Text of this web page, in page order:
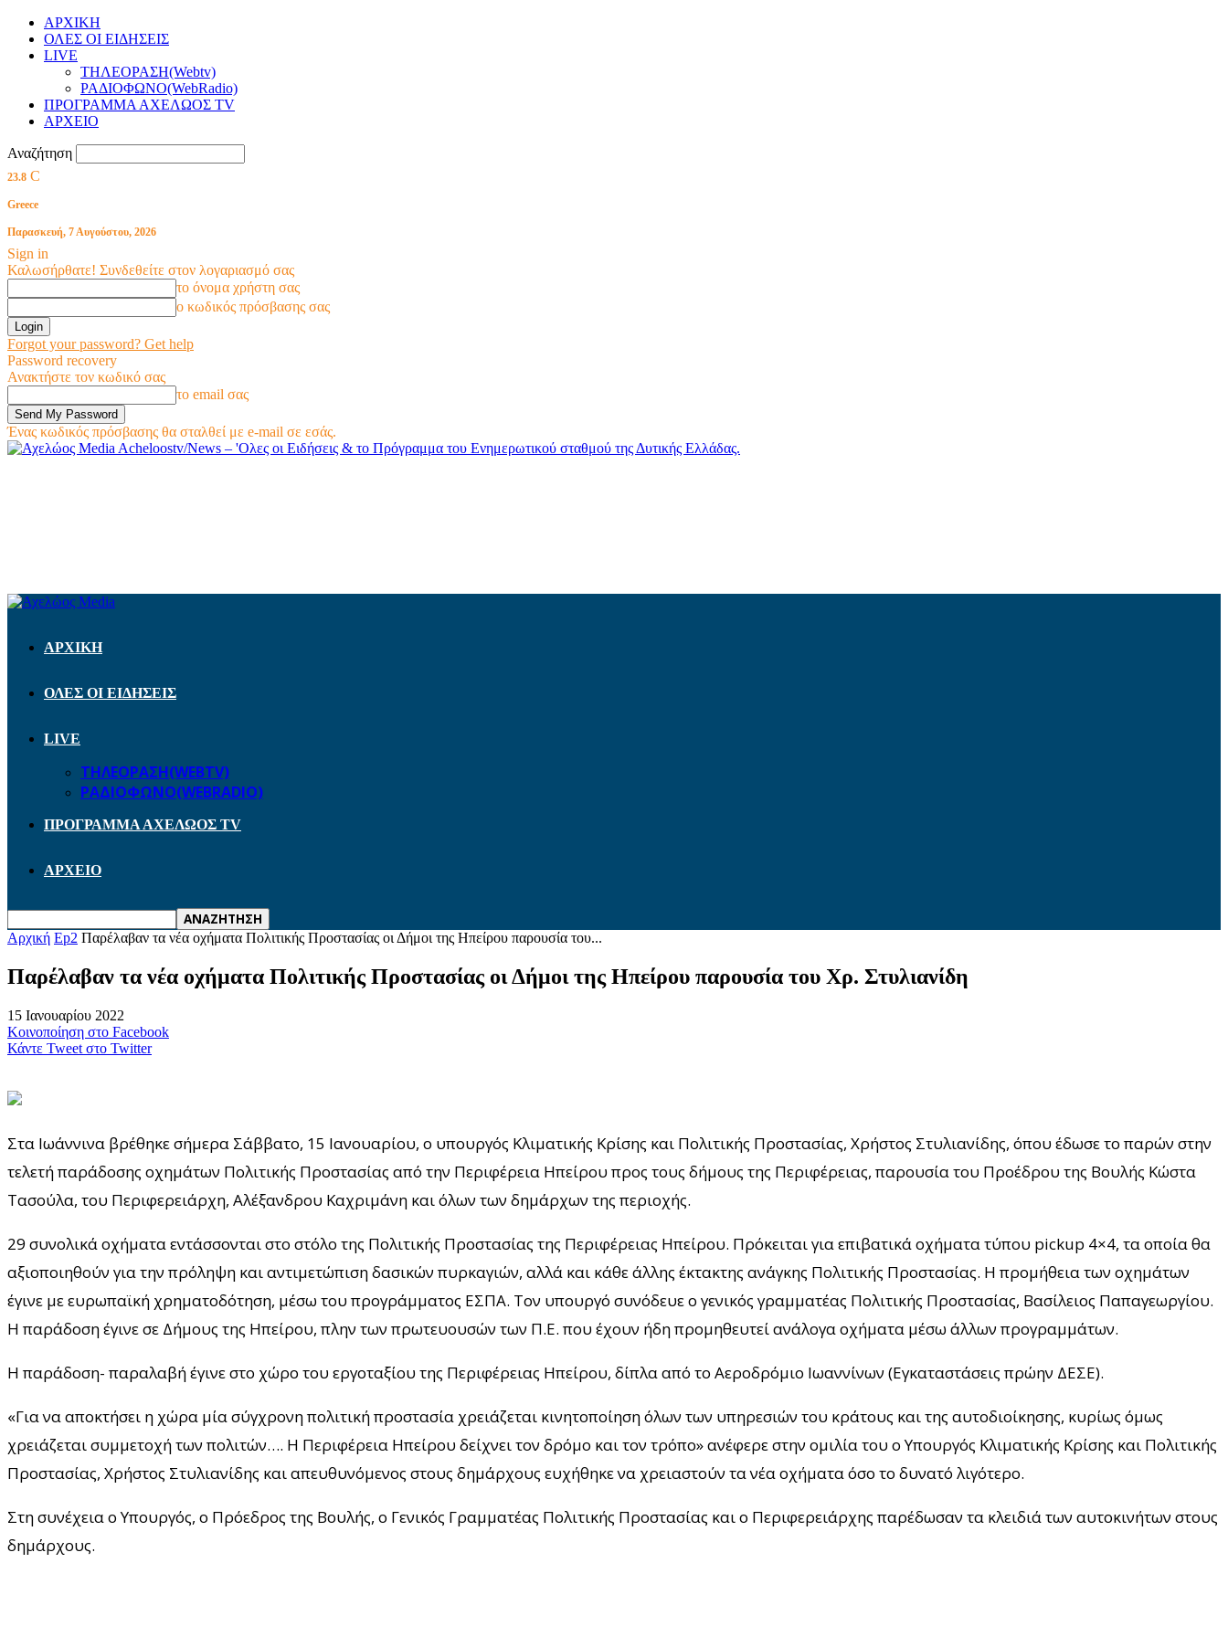
ΑΡΧΙΚΗ
ΟΛΕΣ ΟΙ ΕΙΔΗΣΕΙΣ
LIVE
ΤΗΛΕΟΡΑΣΗ(Webtv)
ΡΑΔΙΟΦΩΝΟ(WebRadio)
ΠΡΟΓΡΑΜΜΑ ΑΧΕΛΩΟΣ TV
ΑΡΧΕΙΟ
Αναζήτηση
23.8 C
Greece
Παρασκευή, 7 Αυγούστου, 2026
Sign in
Καλωσήρθατε! Συνδεθείτε στον λογαριασμό σας
το όνομα χρήστη σας
ο κωδικός πρόσβασης σας
Forgot your password? Get help
Password recovery
Ανακτήστε τον κωδικό σας
το email σας
Ένας κωδικός πρόσβασης θα σταλθεί με e-mail σε εσάς.
Acheloostv/News – 'Ολες οι Ειδήσεις & το Πρόγραμμα του Ενημερωτικού σταθμού της Δυτικής Ελλάδας.
ΑΡΧΙΚΗ
ΟΛΕΣ ΟΙ ΕΙΔΗΣΕΙΣ
LIVE
ΤΗΛΕΟΡΑΣΗ(WEBTV)
ΡΑΔΙΟΦΩΝΟ(WEBRADIO)
ΠΡΟΓΡΑΜΜΑ ΑΧΕΛΩΟΣ TV
ΑΡΧΕΙΟ
Αρχική Ep2 Παρέλαβαν τα νέα οχήματα Πολιτικής Προστασίας οι Δήμοι της Ηπείρου παρουσία του...
Παρέλαβαν τα νέα οχήματα Πολιτικής Προστασίας οι Δήμοι της Ηπείρου παρουσία του Χρ. Στυλιανίδη
15 Ιανουαρίου 2022
Κοινοποίηση στο Facebook
Κάντε Tweet στο Twitter
Στα Ιωάννινα βρέθηκε σήμερα Σάββατο, 15 Ιανουαρίου, ο υπουργός Κλιματικής Κρίσης και Πολιτικής Προστασίας, Χρήστος Στυλιανίδης, όπου έδωσε το παρών στην
τελετή παράδοσης οχημάτων Πολιτικής Προστασίας από την Περιφέρεια Ηπείρου προς τους δήμους της Περιφέρειας, παρουσία του Προέδρου της Βουλής Κώστα
Τασούλα, του Περιφερειάρχη, Αλέξανδρου Καχριμάνη και όλων των δημάρχων της περιοχής.
29 συνολικά οχήματα εντάσσονται στο στόλο της Πολιτικής Προστασίας της Περιφέρειας Ηπείρου. Πρόκειται για επιβατικά οχήματα τύπου pickup 4×4, τα οποία θα
αξιοποιηθούν για την πρόληψη και αντιμετώπιση δασικών πυρκαγιών, αλλά και κάθε άλλης έκτακτης ανάγκης Πολιτικής Προστασίας. Η προμήθεια των οχημάτων
έγινε με ευρωπαϊκή χρηματοδότηση, μέσω του προγράμματος ΕΣΠΑ. Τον υπουργό συνόδευε ο γενικός γραμματέας Πολιτικής Προστασίας, Βασίλειος Παπαγεωργίου.
Η παράδοση έγινε σε Δήμους της Ηπείρου, πλην των πρωτευουσών των Π.Ε. που έχουν ήδη προμηθευτεί ανάλογα οχήματα μέσω άλλων προγραμμάτων.
Η παράδοση- παραλαβή έγινε στο χώρο του εργοταξίου της Περιφέρειας Ηπείρου, δίπλα από το Αεροδρόμιο Ιωαννίνων (Εγκαταστάσεις πρώην ΔΕΣΕ).
«Για να αποκτήσει η χώρα μία σύγχρονη πολιτική προστασία χρειάζεται κινητοποίηση όλων των υπηρεσιών του κράτους και της αυτοδιοίκησης, κυρίως όμως
χρειάζεται συμμετοχή των πολιτών…. Η Περιφέρεια Ηπείρου δείχνει τον δρόμο και τον τρόπο» ανέφερε στην ομιλία του ο Υπουργός Κλιματικής Κρίσης και Πολιτικής
Προστασίας, Χρήστος Στυλιανίδης και απευθυνόμενος στους δημάρχους ευχήθηκε να χρειαστούν τα νέα οχήματα όσο το δυνατό λιγότερο.
Στη συνέχεια ο Υπουργός, ο Πρόεδρος της Βουλής, ο Γενικός Γραμματέας Πολιτικής Προστασίας και ο Περιφερειάρχης παρέδωσαν τα κλειδιά των αυτοκινήτων στους
δημάρχους.